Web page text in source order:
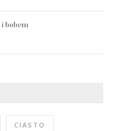
i bobem
CIASTO